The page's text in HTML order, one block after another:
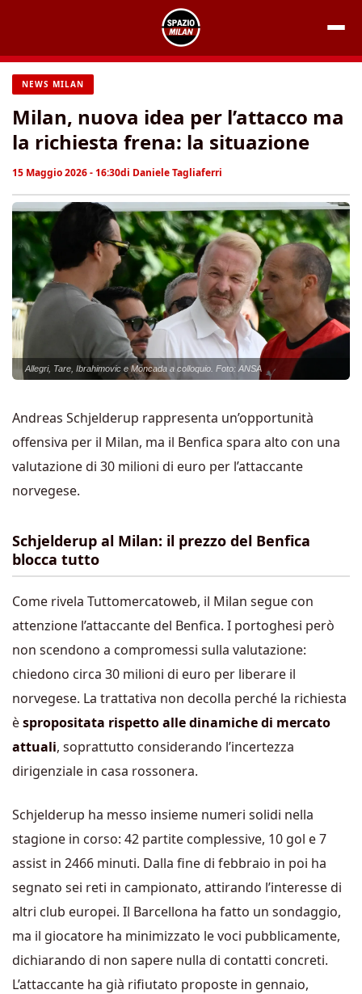
contenuto
NEWS MILAN
Milan, nuova idea per l’attacco ma
la richiesta frena: la situazione
15 Maggio 2026 - 16:30di Daniele Tagliaferri
Allegri, Tare, Ibrahimovic e Moncada a colloquio. Foto: ANSA
Andreas Schjelderup rappresenta un’opportunità
offensiva per il Milan, ma il Benfica spara alto con una
valutazione di 30 milioni di euro per l’attaccante
norvegese.
Schjelderup al Milan: il prezzo del Benfica
blocca tutto
Come rivela Tuttomercatoweb, il Milan segue con
attenzione l’attaccante del Benfica. I portoghesi però
non scendono a compromessi sulla valutazione:
chiedono circa 30 milioni di euro per liberare il
norvegese. La trattativa non decolla perché la richiesta
èspropositata rispetto alle dinamiche di mercato
attuali, soprattutto considerando l’incertezza
dirigenziale in casa rossonera.
Schjelderup ha messo insieme numeri solidi nella
stagione in corso: 42 partite complessive, 10 gol e 7
assist in 2466 minuti. Dalla fine di febbraio in poi ha
segnato sei reti in campionato, attirando l’interesse di
altri club europei. Il Barcellona ha fatto un sondaggio,
ma il giocatore ha minimizzato le voci pubblicamente,
dichiarando di non sapere nulla di contatti concreti.
L’attaccante ha già rifiutato proposte in gennaio,